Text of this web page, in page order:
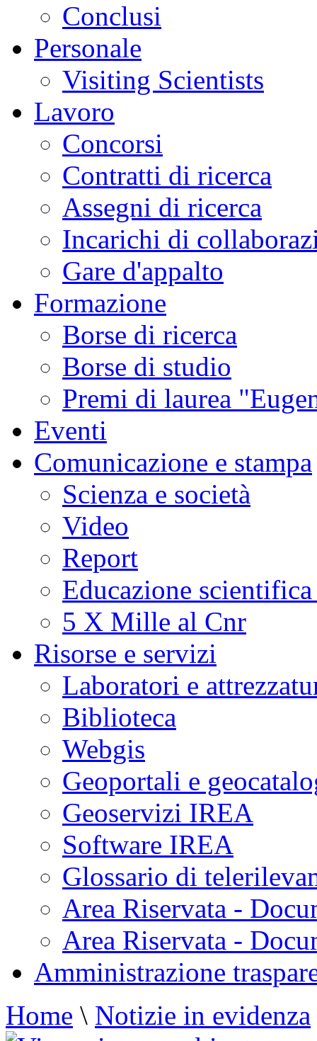
Conclusi
Personale
Visiting Scientists
Lavoro
Concorsi
Contratti di ricerca
Assegni di ricerca
Incarichi di
Gare d'appalto
Formazione
Borse di ricerca
Borse di studio
Premi di laurea
Eventi
Comunicazione e stampa
Scienza e società
Video
Report
Educazione
5 X Mille al Cnr
Risorse e servizi
Laboratori e
Biblioteca
Webgis
Geoportali e
Geoservizi IREA
Software IREA
Glossario di
Area Riservata -
Area Riservata -
Amministrazione
Home \ Notizie in evidenza